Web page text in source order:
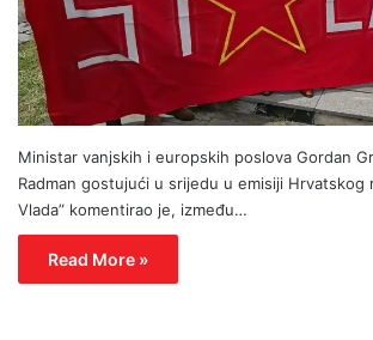
Ministar vanjskih i europskih poslova Gordan
Radman gostujući u srijedu u emisiji Hrvatskog
Vlada” komentirao je, između…
Read More »